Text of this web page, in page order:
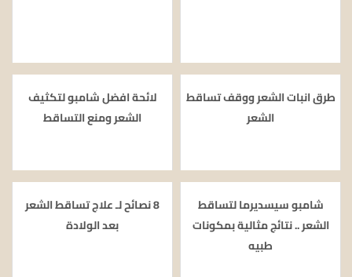
طرق انبات الشعر ووقف تساقط
الشعر
لائحة افضل شامبو لتكثيف
الشعر ومنع التساقط
شامبو سيسديرما لتساقط
الشعر .. نتائج مثالية بمكونات
طبيه
8 نصائح لـ علاج تساقط الشعر
بعد الولادة